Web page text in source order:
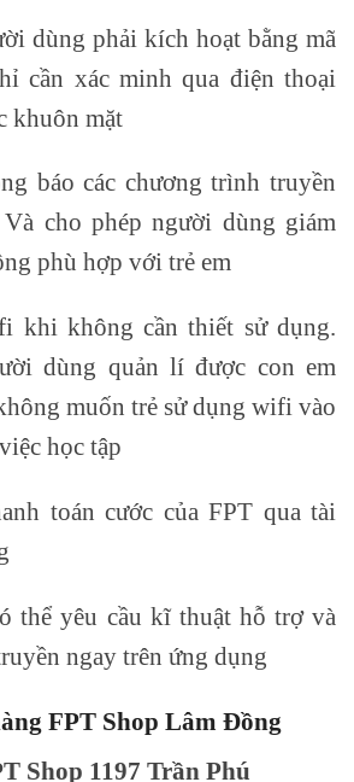
dùng phải kích hoạt bằng mã
cần xác minh qua điện thoại
khuôn mặt
báo các chương trình truyền
cho phép người dùng giám
phù hợp với trẻ em
khi không cần thiết sử dụng.
dùng quản lí được con em
muốn trẻ sử dụng wifi vào
học tập
toán cước của FPT qua tài
thể yêu cầu kĩ thuật hỗ trợ và
ngay trên ứng dụng
FPT Shop Lâm Đồng
Shop 1197 Trần Phú